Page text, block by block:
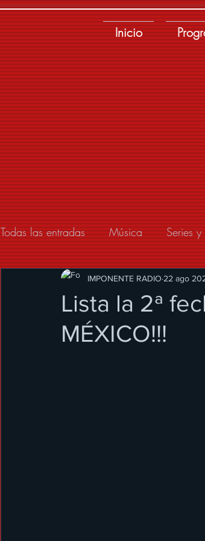
Inicio
Todas las entradas Música Series y
Modo de Vida
Lista la 2ª
MÉXICO!!!
IMPONENTE RADIO 22 ago